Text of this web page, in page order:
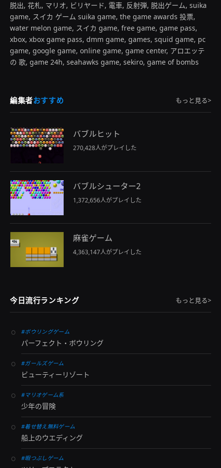
脱出, 花札, マリオ, ビリヤード, 電車, 反射弾, 脱出ゲーム, suika
game, スイカ ゲーム suika game, the game awards 投票,
water melon game, スイカ game, free game, game pass,
xbox, xbox game pass, dmm game, games, squid game, pc
game, google game, online game, game center, アロエッテ
の 歌, game 24h, seahawks game, sekiro, game of bombs
編集者おすすめ もっと見る>
バブルヒット
270,428人がプレイした
バブルシューター2
1,372,656人がプレイした
麻雀ゲーム
4,363,147人がプレイした
今日流行ランキング もっと見る>
#ボウリングゲーム
パーフェクト・ボウリング
#ガールズゲーム
ビューティーリゾート
#マリオゲーム系
少年の冒険
#着せ替え無料ゲーム
船上のウエディング
#暇つぶしゲーム